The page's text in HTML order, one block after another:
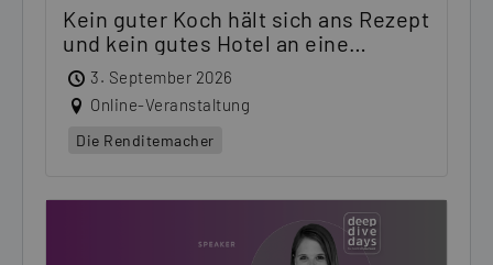
Kein guter Koch hält sich ans Rezept
und kein gutes Hotel an eine
Preisliste
3. September 2026
Online-Veranstaltung
Die Renditemacher